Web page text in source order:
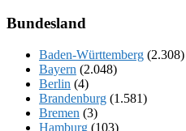
Bundesland
Baden-Württemberg (2.308)
Bayern (2.048)
Berlin (4)
Brandenburg (1.581)
Bremen (3)
Hamburg (103)